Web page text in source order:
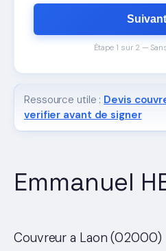
Emmanuel
Couvreur a Laon (02000)
Étape 1 sur 2 —
Ressource utile : Devis
verifier avant de signer